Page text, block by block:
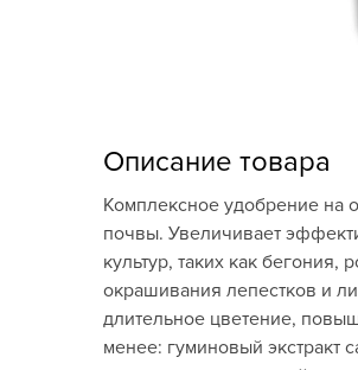
многолетники Весна
Новогодняя продукция
Отдых в саду, пикник
Подарочные карты
Описание товара
Комплексное удобрение на
почвы. Увеличивает
культур, таких как
окрашивания лепестков и
длительное цветение,
менее: гуминовый экстракт